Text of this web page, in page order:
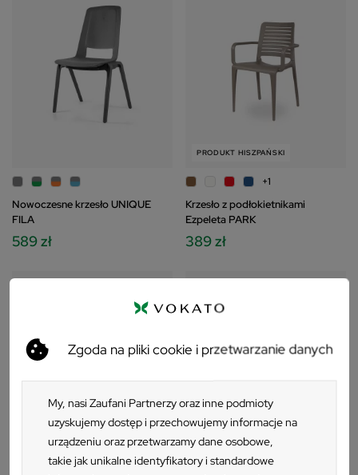
Zgoda na pliki cookie i przetwarzanie danych
My, nasi Zaufani Partnerzy oraz inne podmioty
uzyskujemy dostęp i przechowujemy informacje na
urządzeniu oraz przetwarzamy dane osobowe,
takie jak unikalne identyfikatory i standardowe
Nowoczesne krzesło UNIQUE
FILA
589 zł
PRODUKT HISZPAŃSKI
+1
Krzesło z podłokietnikami
Ezpeleta PARK
389 zł
PRODUKT WŁOSKI PRODUKT WŁOSKI